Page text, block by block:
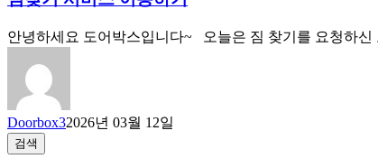
안녕하세요 도어박스입니다~ 오늘은 짐 찾기를 요청하
Doorbox32026년 03월 12일
검색
검색